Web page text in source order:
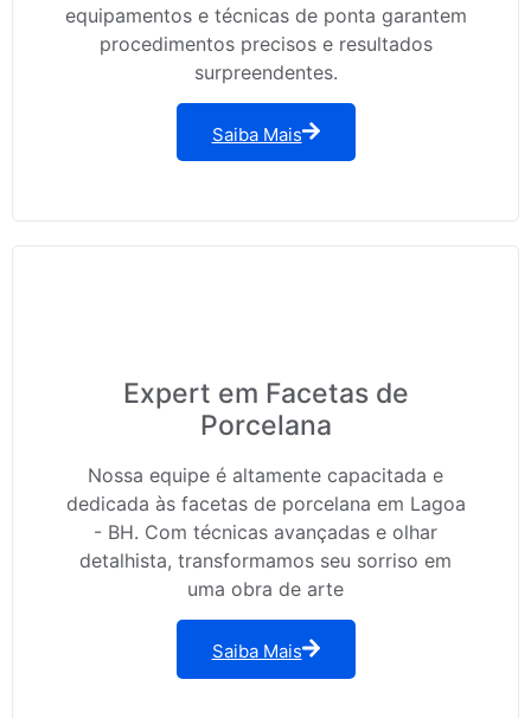
equipamentos e técnicas de ponta garantem
procedimentos precisos e resultados
surpreendentes.
Saiba Mais
Expert em Facetas de
Porcelana
Nossa equipe é altamente capacitada e
dedicada às facetas de porcelana em Lagoa
- BH. Com técnicas avançadas e olhar
detalhista, transformamos seu sorriso em
uma obra de arte
Saiba Mais